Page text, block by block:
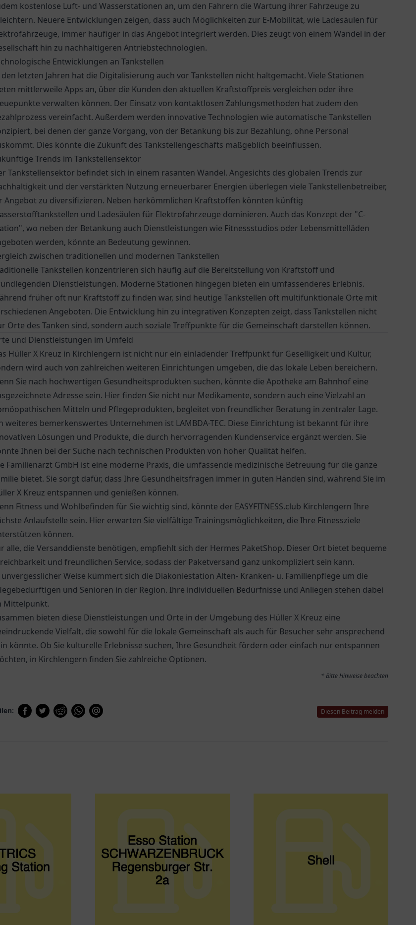
kostenlose Luft- und Wasserstationen an, um den Fahrern die Wartung ihrer Fahrzeuge zu
Neuere Entwicklungen zeigen, dass auch Möglichkeiten zur E-Mobilität, wie Ladesäulen für
immer häufiger in das Angebot integriert werden. Dies zeugt von einem Wandel in der
hin zu nachhaltigeren Antriebstechnologien.
Entwicklungen an Tankstellen
den letzten Jahren hat die Digitalisierung auch vor Tankstellen nicht haltgemacht. Viele Stationen
mittlerweile Apps an, über die Kunden den aktuellen Kraftstoffpreis vergleichen oder ihre
verwalten können. Der Einsatz von kontaktlosen Zahlungsmethoden hat zudem den
vereinfacht. Außerdem werden innovative Technologien wie automatische Tankstellen
bei denen der ganze Vorgang, von der Betankung bis zur Bezahlung, ohne Personal
Dies könnte die Zukunft des Tankstellengeschäfts maßgeblich beeinflussen.
Trends im Tankstellensektor
Tankstellensektor befindet sich in einem rasanten Wandel. Angesichts des globalen Trends zur
und der verstärkten Nutzung erneuerbarer Energien überlegen viele Tankstellenbetreiber,
Angebot zu diversifizieren. Neben herkömmlichen Kraftstoffen könnten künftig
und Ladesäulen für Elektrofahrzeuge dominieren. Auch das Konzept der "C-
wo neben der Betankung auch Dienstleistungen wie Fitnessstudios oder Lebensmittelläden
werden, könnte an Bedeutung gewinnen.
zwischen traditionellen und modernen Tankstellen
Tankstellen konzentrieren sich häufig auf die Bereitstellung von Kraftstoff und
Dienstleistungen. Moderne Stationen hingegen bieten ein umfassenderes Erlebnis.
früher oft nur Kraftstoff zu finden war, sind heutige Tankstellen oft multifunktionale Orte mit
Angeboten. Die Entwicklung hin zu integrativen Konzepten zeigt, dass Tankstellen nicht
Orte des Tanken sind, sondern auch soziale Treffpunkte für die Gemeinschaft darstellen können.
und Dienstleistungen im Umfeld
Hüller X Kreuz in Kirchlengern ist nicht nur ein einladender Treffpunkt für Geselligkeit und Kultur,
wird auch von zahlreichen weiteren Einrichtungen umgeben, die das lokale Leben bereichern.
Sie nach hochwertigen Gesundheitsprodukten suchen, könnte die Apotheke am Bahnhof eine
Adresse sein. Hier finden Sie nicht nur Medikamente, sondern auch eine Vielzahl an
Mitteln und Pflegeprodukten, begleitet von freundlicher Beratung in zentraler Lage.
weiteres bemerkenswertes Unternehmen ist LAMBDA-TEC. Diese Einrichtung ist bekannt für ihre
Lösungen und Produkte, die durch hervorragenden Kundenservice ergänzt werden. Sie
Ihnen bei der Suche nach technischen Produkten von hoher Qualität helfen.
Familienarzt GmbH ist eine moderne Praxis, die umfassende medizinische Betreuung für die ganze
bietet. Sie sorgt dafür, dass Ihre Gesundheitsfragen immer in guten Händen sind, während Sie im
X Kreuz entspannen und genießen können.
Fitness und Wohlbefinden für Sie wichtig sind, könnte der EASYFITNESS.club Kirchlengern Ihre
Anlaufstelle sein. Hier erwarten Sie vielfältige Trainingsmöglichkeiten, die Ihre Fitnessziele
können.
alle, die Versanddienste benötigen, empfiehlt sich der Hermes PaketShop. Dieser Ort bietet bequeme
und freundlichen Service, sodass der Paketversand ganz unkompliziert sein kann.
unvergesslicher Weise kümmert sich die Diakoniestation Alten- Kranken- u. Familienpflege um die
und Senioren in der Region. Ihre individuellen Bedürfnisse und Anliegen stehen dabei
Mittelpunkt.
bieten diese Dienstleistungen und Orte in der Umgebung des Hüller X Kreuz eine
Vielfalt, die sowohl für die lokale Gemeinschaft als auch für Besucher sehr ansprechend
könnte. Ob Sie kulturelle Erlebnisse suchen, Ihre Gesundheit fördern oder einfach nur entspannen
in Kirchlengern finden Sie zahlreiche Optionen.
* Bitte Hinweise beachten
Diesen Beitrag melden